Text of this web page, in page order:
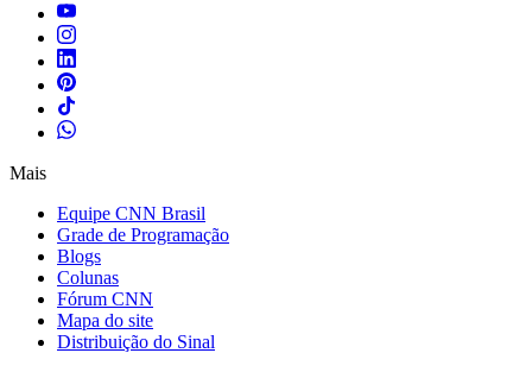
Mais
Equipe CNN Brasil
Grade de Programação
Blogs
Colunas
Fórum CNN
Mapa do site
Distribuição do Sinal